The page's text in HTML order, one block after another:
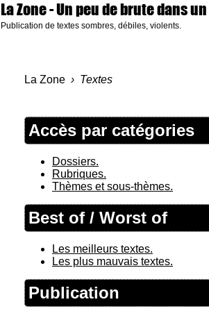
La Zone- Un peu de brute dans
Publication de textes sombres, débiles, violents.
La Zone Textes
Accès par catégories
Dossiers.
Rubriques.
Thèmes et sous-thèmes.
Best of / Worst of
Les meilleurs textes.
Les plus mauvais textes.
Publication